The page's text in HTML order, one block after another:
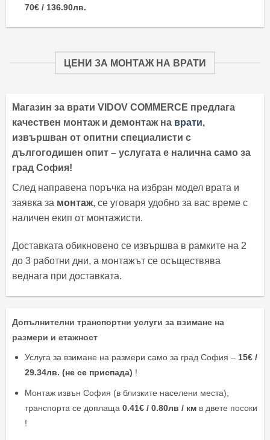
70€ / 136.90лв.
ЦЕНИ ЗА МОНТАЖ НА ВРАТИ
Магазин за врати VIDOV COMMERCE предлага
качествен монтаж и демонтаж на врати,
извършван от опитни специалисти с
дългогодишен опит – услугата е налична само за
град София!
След направена поръчка на избран модел врата и
заявка за монтаж, се уговаря удобно за вас време с
наличен екип от монтажисти.
Доставката обикновено се извършва в рамките на 2
до 3 работни дни, а монтажът се осъществява
веднага при доставката.
Допълнителни транспортни услуги за взимане на
размери и етажност
Услуга за взимане на размери само за град София – 15€ /
29.34лв. (не се приспада) !
Монтаж извън София (в близките населени места),
транспорта се доплаща 0.41€ / 0.80лв / кмв двете посоки
!